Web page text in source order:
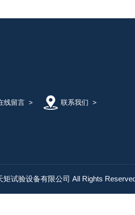
线留言> 联系我们 >
矩试验设备有限公司 All Rights